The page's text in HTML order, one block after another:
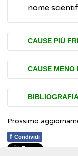
nome
CAUSE PIÙ
Tra le
sono
fistole e gli
Ulcerazioni
Sono
producono
CAUSE MENO
Diverse
frequenza
Esse
NHS.Anal
Prossimo
f Condividi